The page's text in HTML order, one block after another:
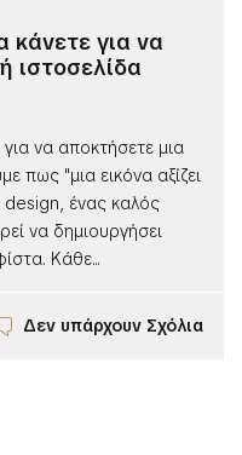
κάνετε για να
ιστοσελίδα
να αποκτήσετε μια
πως "μια εικόνα αξίζει
design, ένας καλός
να δημιουργήσει
Κάθε...
Δεν υπάρχουν Σχόλια